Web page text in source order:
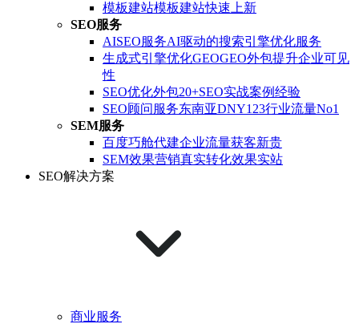
模板建站模板建站快速上新
SEO服务
AISEO服务AI驱动的搜索引擎优化服务
生成式引擎优化GEOGEO外包提升企业可见
性
SEO优化外包20+SEO实战案例经验
SEO顾问服务东南亚DNY123行业流量No1
SEM服务
百度巧舱代建企业流量获客新贵
SEM效果营销真实转化效果实站
SEO解决方案
商业服务